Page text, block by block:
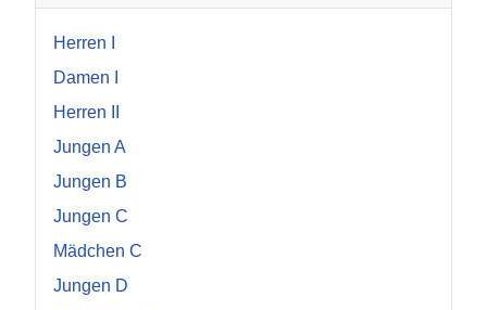
Herren I
Damen I
Herren II
Jungen A
Jungen B
Jungen C
Mädchen C
Jungen D